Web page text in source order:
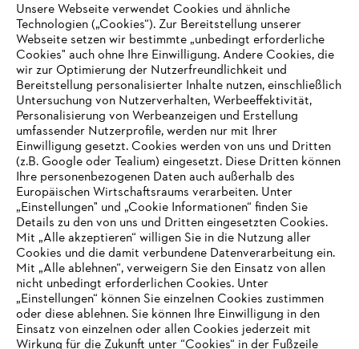
STIHL in Deutschland
Informationen für Lieferanten
Produkte
Kontakt
Karriere
Hinweisgebersystem
Unsere Webseite verwendet Cookies und ähnliche
Technologien („Cookies“). Zur Bereitstellung unserer
Webseite setzen wir bestimmte „unbedingt erforderliche
Cookies" auch ohne Ihre Einwilligung. Andere Cookies, die
wir zur Optimierung der Nutzerfreundlichkeit und
Bereitstellung personalisierter Inhalte nutzen, einschließlich
Untersuchung von Nutzerverhalten, Werbeeffektivität,
Personalisierung von Werbeanzeigen und Erstellung
umfassender Nutzerprofile, werden nur mit Ihrer
Einwilligung gesetzt. Cookies werden von uns und Dritten
(z.B. Google oder Tealium) eingesetzt. Diese Dritten können
Ihre personenbezogenen Daten auch außerhalb des
Europäischen Wirtschaftsraums verarbeiten. Unter
„Einstellungen" und „Cookie Informationen“ finden Sie
Details zu den von uns und Dritten eingesetzten Cookies.
Mit „Alle akzeptieren“ willigen Sie in die Nutzung aller
Cookies und die damit verbundene Datenverarbeitung ein.
Mit „Alle ablehnen“, verweigern Sie den Einsatz von allen
nicht unbedingt erforderlichen Cookies. Unter
„Einstellungen“ können Sie einzelnen Cookies zustimmen
oder diese ablehnen. Sie können Ihre Einwilligung in den
Einsatz von einzelnen oder allen Cookies jederzeit mit
Wirkung für die Zukunft unter “Cookies“ in der Fußzeile